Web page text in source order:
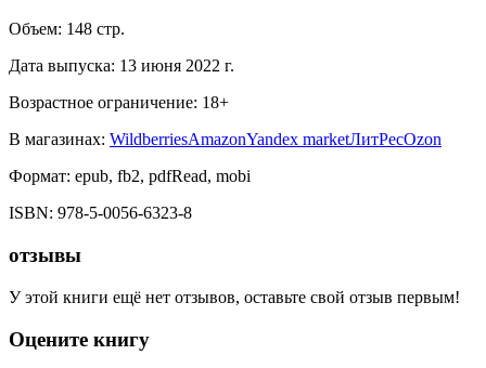
Объем: 148 стр.
Дата выпуска: 13 июня 2022 г.
Возрастное ограничение: 18+
В магазинах: WildberriesAmazonYandex marketЛитРесOzon
Формат: epub, fb2, pdfRead, mobi
ISBN: 978-5-0056-6323-8
отзывы
У этой книги ещё нет отзывов, оставьте свой отзыв первым!
Оцените книгу